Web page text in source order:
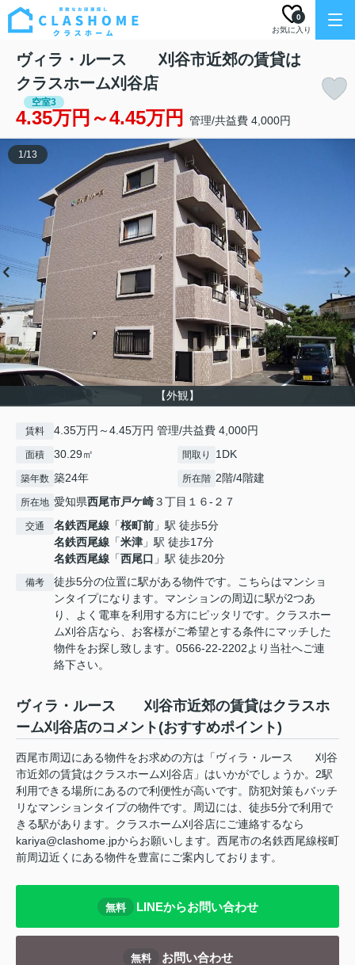
お気に入り
0
ヴィラ・ルース 刈谷市近郊の賃貸は
クラスホーム刈谷店
空室3
4.35万円～4.45万円 管理/共益費 4,000円
【外観】
1/13
賃料 4.35万円～4.45万円 管理/共益費 4,000円
面積 30.29㎡ 間取り 1DK
築年数 築24年 所在階 2階/4階建
所在地 愛知県西尾市戸ケ崎３丁目１６-２７
交通 名鉄西尾線 「桜町前 」駅 徒歩5分
名鉄西尾線 「米津 」駅 徒歩17分
名鉄西尾線 「西尾口 」駅 徒歩20分
備考
徒歩5分の位置に駅がある物件です。こちらはマンショ
ンタイプになります。マンションの周辺に駅が2つあ
り、よく電車を利用する方にピッタリです。クラスホー
ム刈谷店なら、お客様がご希望とする条件にマッチした
物件をお探し致します。0566-22-2202より当社へご連
絡下さい。
ヴィラ・ルース 刈谷市近郊の賃貸はクラスホ
ーム刈谷店のコメント(おすすめポイント)
西尾市周辺にある物件をお求めの方は「ヴィラ・ルース 刈谷
市近郊の賃貸はクラスホーム刈谷店」はいかがでしょうか。2駅
利用できる場所にあるので利便性が高いです。防犯対策もバッチ
リなマンションタイプの物件です。周辺には、徒歩5分で利用で
きる駅があります。クラスホーム刈谷店にご連絡するなら
kariya@clashome.jpからお願いします。西尾市の名鉄西尾線桜町
前周辺近くにある物件を豊富にご案内しております。
無料 LINEからお問い合わせ
無料 お問い合わせ